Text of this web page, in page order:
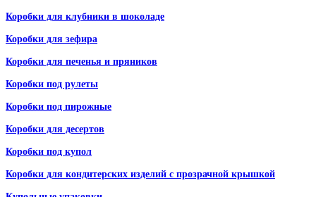
Коробки для клубники в шоколаде
Коробки для зефира
Коробки для печенья и пряников
Коробки под рулеты
Коробки под пирожные
Коробки для десертов
Коробки под купол
Коробки для кондитерских изделий с прозрачной крышкой